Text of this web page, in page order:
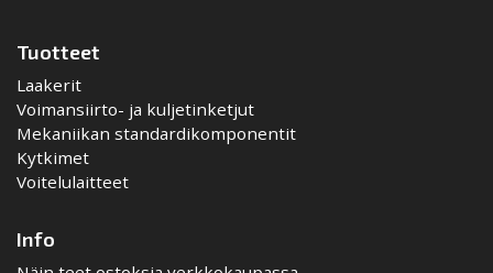
Tuotteet
Laakerit
Voimansiirto- ja kuljetinketjut
Mekaniikan standardikomponentit
Kytkimet
Voitelulaitteet
Info